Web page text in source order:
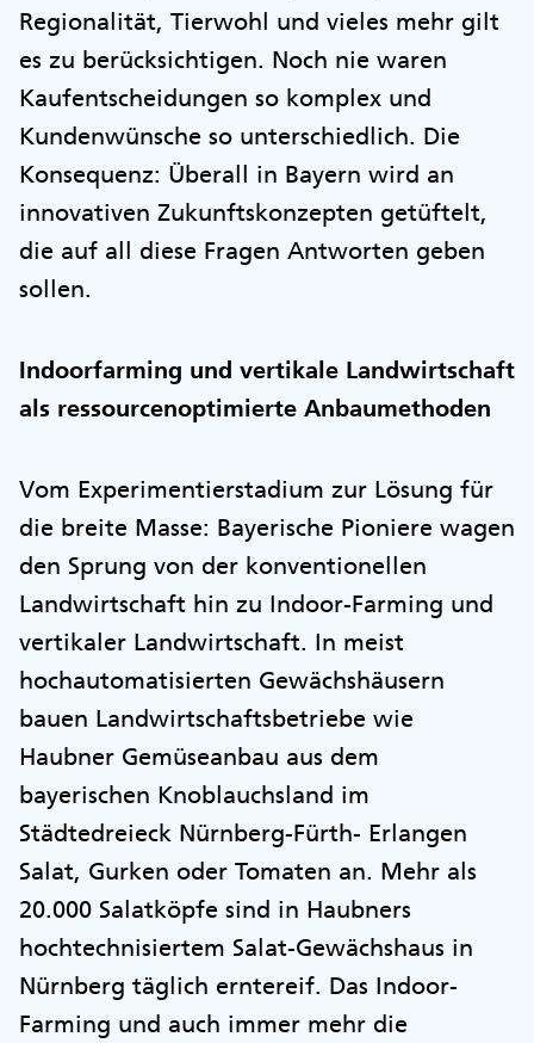
Regionalität, Tierwohl und vieles mehr gilt
es zu berücksichtigen. Noch nie waren
Kaufentscheidungen so komplex und
Kundenwünsche so unterschiedlich. Die
Konsequenz: Überall in Bayern wird an
innovativen Zukunftskonzepten getüftelt,
die auf all diese Fragen Antworten geben
sollen.
Indoorfarming und vertikale Landwirtschaft
als ressourcenoptimierte Anbaumethoden
Vom Experimentierstadium zur Lösung für
die breite Masse: Bayerische Pioniere wagen
den Sprung von der konventionellen
Landwirtschaft hin zu Indoor-Farming und
vertikaler Landwirtschaft. In meist
hochautomatisierten Gewächshäusern
bauen Landwirtschaftsbetriebe wie
Haubner Gemüseanbau aus dem
bayerischen Knoblauchsland im
Städtedreieck Nürnberg-Fürth- Erlangen
Salat, Gurken oder Tomaten an. Mehr als
20.000 Salatköpfe sind in Haubners
hochtechnisiertem Salat-Gewächshaus in
Nürnberg täglich erntereif. Das Indoor-
Farming und auch immer mehr die